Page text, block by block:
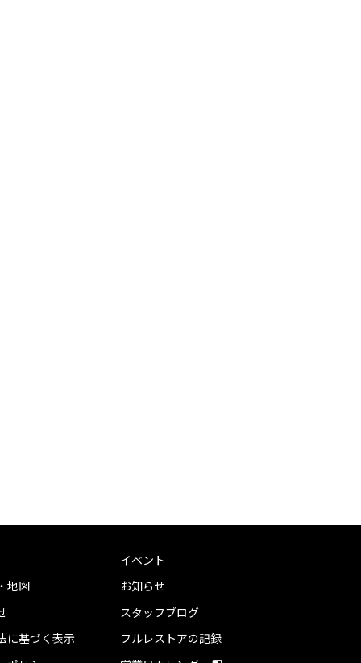
地図
に基づく表示
イベント
お知らせ
スタッフブログ
フルレストアの記録